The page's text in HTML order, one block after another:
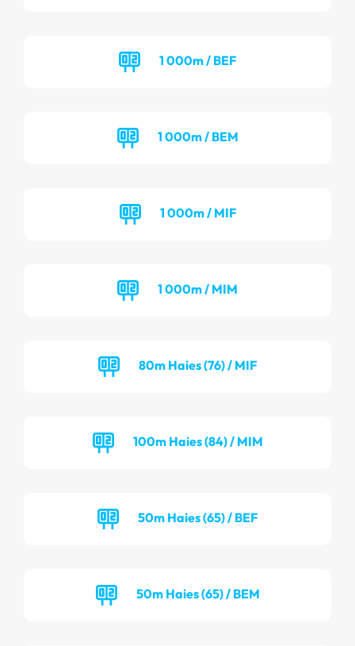
1 000m / BEF
1 000m / BEM
1 000m / MIF
1 000m / MIM
80m Haies (76) / MIF
100m Haies (84) / MIM
50m Haies (65) / BEF
50m Haies (65) / BEM